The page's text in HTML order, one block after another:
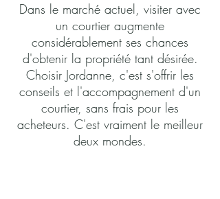
Dans le marché actuel, visiter avec
un courtier augmente
considérablement ses chances
d'obtenir la propriété tant désirée.
Choisir Jordanne, c'est s'offrir les
conseils et l'accompagnement d'un
courtier, sans frais pour les
acheteurs. C'est vraiment le meilleur
deux mondes.